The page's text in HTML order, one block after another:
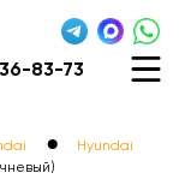
83-73
●
Hyundai